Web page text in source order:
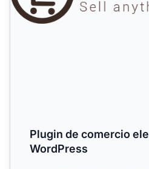
Plugin de comercio
WordPress